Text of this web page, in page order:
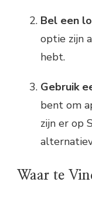
Bel een
optie zijn
hebt.
Gebruik
bent om
zijn er op
Waar te